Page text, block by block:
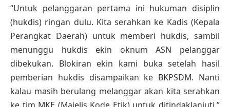
“Untuk pelanggaran pertama ini hukuman disiplin
(hukdis) ringan dulu. Kita serahkan ke Kadis (Kepala
Perangkat Daerah) untuk memberi hukdis, sambil
menunggu hukdis ekin oknum ASN pelanggar
dibekukan. Blokiran ekin kami buka setelah hasil
pemberian hukdis disampaikan ke BKPSDM. Nanti
kalau masih berulang melanggar akan kita serahkan
ke tim MKE (Majelis Kode Etik) untuk ditindaklanjuti,”